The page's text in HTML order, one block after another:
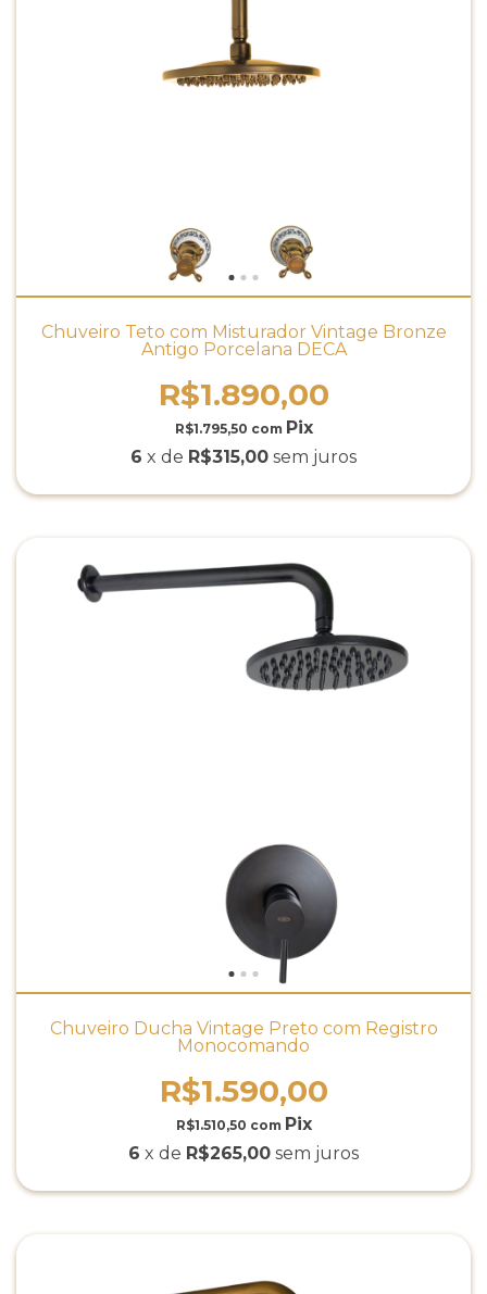
Chuveiro Teto com Misturador Vintage Bronze
Antigo Porcelana DECA
R$1.890,00
R$1.795,50 com
6 x de R$315,00 sem juros
Chuveiro Ducha Vintage Preto com Registro
Monocomando
R$1.590,00
R$1.510,50 com
6 x de R$265,00 sem juros